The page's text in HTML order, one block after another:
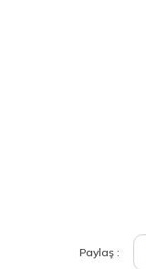
Paylaş :